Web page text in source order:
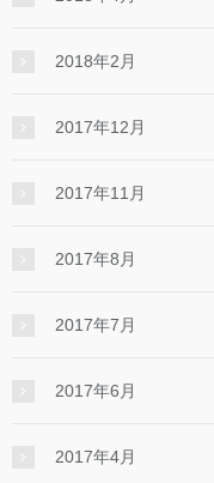
2018年2月
2017年12月
2017年11月
2017年8月
2017年7月
2017年6月
2017年4月